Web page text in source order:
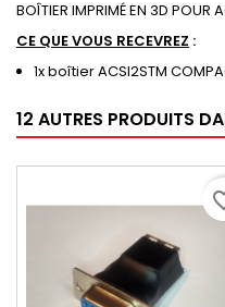
BOÎTIER IMPRIMÉ EN 3D POUR
CE QUE VOUS RECEVREZ :
1x boîtier ACSI2STM
12 AUTRES PRODUITS